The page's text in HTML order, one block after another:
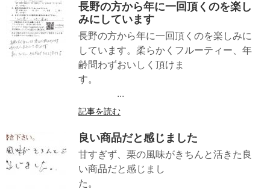
長野の方から年に一回頂くのを楽し
みにしています
長野の方から年に一回頂くのを楽しみに
しています。柔らかくフルーティー、年
齢問わずおいしく頂けま
す。
...
記事を読む
良い商品だと感じました
甘すぎず、栗の風味がきちんと活きた良
い商品だと感じまし
た。